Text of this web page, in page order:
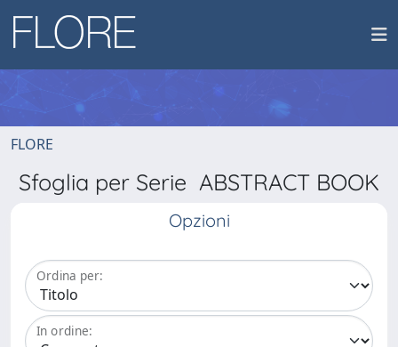
FLORE
Sfoglia per Serie ABSTRACT BOOK
Opzioni
Ordina per:
In ordine: